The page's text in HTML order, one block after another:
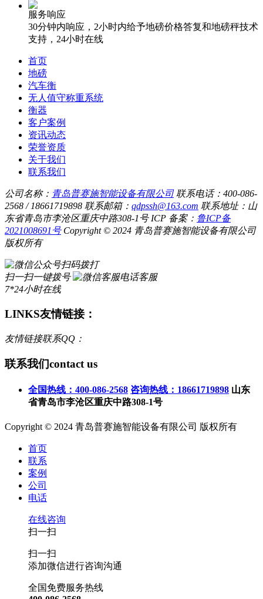
服务响应
30分钟内响应，2小时内给予地磅价格答复和地磅秤技术
支持，24小时在线
首页
地磅
汽车衡
无人值守称重系统
衡器
客户案例
资讯动态
荣誉资质
关于我们
联系我们
公司名称： 青岛普赛施智能设备有限公司 联系电话：400-086-
2568 / 18661719898 联系邮箱： qdpssh@163.com 联系地址：山
东省青岛市李沧区重庆中路308-1号 ICP 备案： 鲁ICP备
2021008691号 Copyright © 2024 青岛普赛施智能设备有限公司
版权所有
扫码拨打
扫一扫一键拨号
电话客服
7*24小时在线
LINKS友情链接：
友情链接联系QQ：
联系我们contact us
全国热线：400-086-2568 咨询热线：18661719898 山东
省青岛市李沧区重庆中路308-1号
Copyright © 2024 青岛普赛施智能设备有限公司 版权所有
首页
联系
案例
公司
电话
在线咨询
扫一扫
扫一扫
添加微信进行咨询沟通
全国免费服务热线